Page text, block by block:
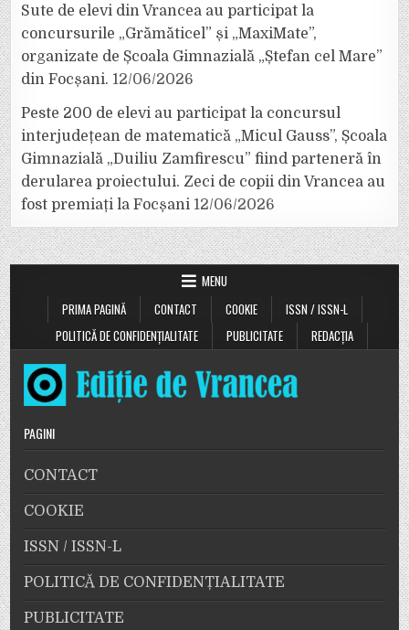
Sute de elevi din Vrancea au participat la
concursurile „Grămăticel” și „MaxiMate”,
organizate de Școala Gimnazială „Ștefan cel Mare”
din Focșani. 12/06/2026
Peste 200 de elevi au participat la concursul
interjudețean de matematică „Micul Gauss”, Școala
Gimnazială „Duiliu Zamfirescu” fiind parteneră în
derularea proiectului. Zeci de copii din Vrancea au
fost premiați la Focșani 12/06/2026
MENU
PRIMA PAGINĂ
CONTACT COOKIE
ISSN / ISSN-L
POLITICĂ DE CONFIDENȚIALITATE
PUBLICITATE REDACȚIA
PAGINI
CONTACT
COOKIE
ISSN / ISSN-L
POLITICĂ DE CONFIDENȚIALITATE
PUBLICITATE